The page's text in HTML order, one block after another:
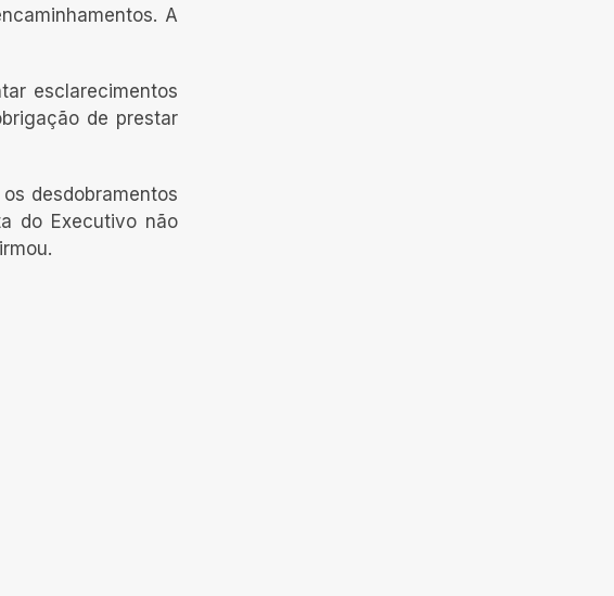
A
esclarecimentos
de prestar
desdobramentos
do Executivo não